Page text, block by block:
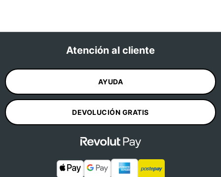
Atención al cliente
AYUDA
DEVOLUCIÓN GRATIS